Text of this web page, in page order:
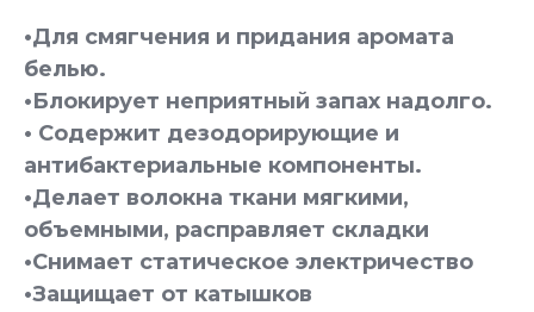
•Для смягчения и придания аромата
белью.
•Блокирует неприятный запах надолго.
• Содержит дезодорирующие и
антибактериальные компоненты.
•Делает волокна ткани мягкими,
объемными, расправляет складки
•Снимает статическое электричество
•Защищает от катышков